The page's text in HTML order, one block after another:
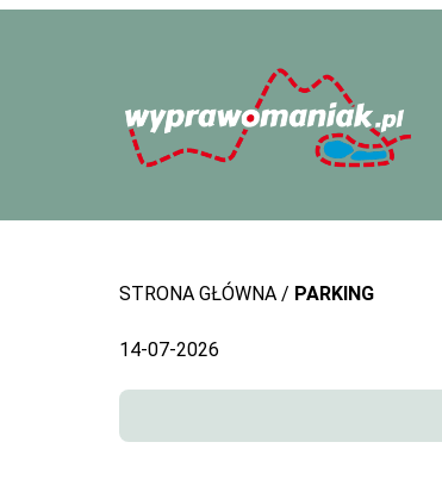
STRONA GŁÓWNA PARKING
14-07-2026